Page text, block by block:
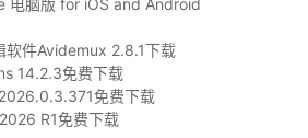
软件Avidemux 2.8.1下载
14.2.3免费下载
免费下载
R1免费下载